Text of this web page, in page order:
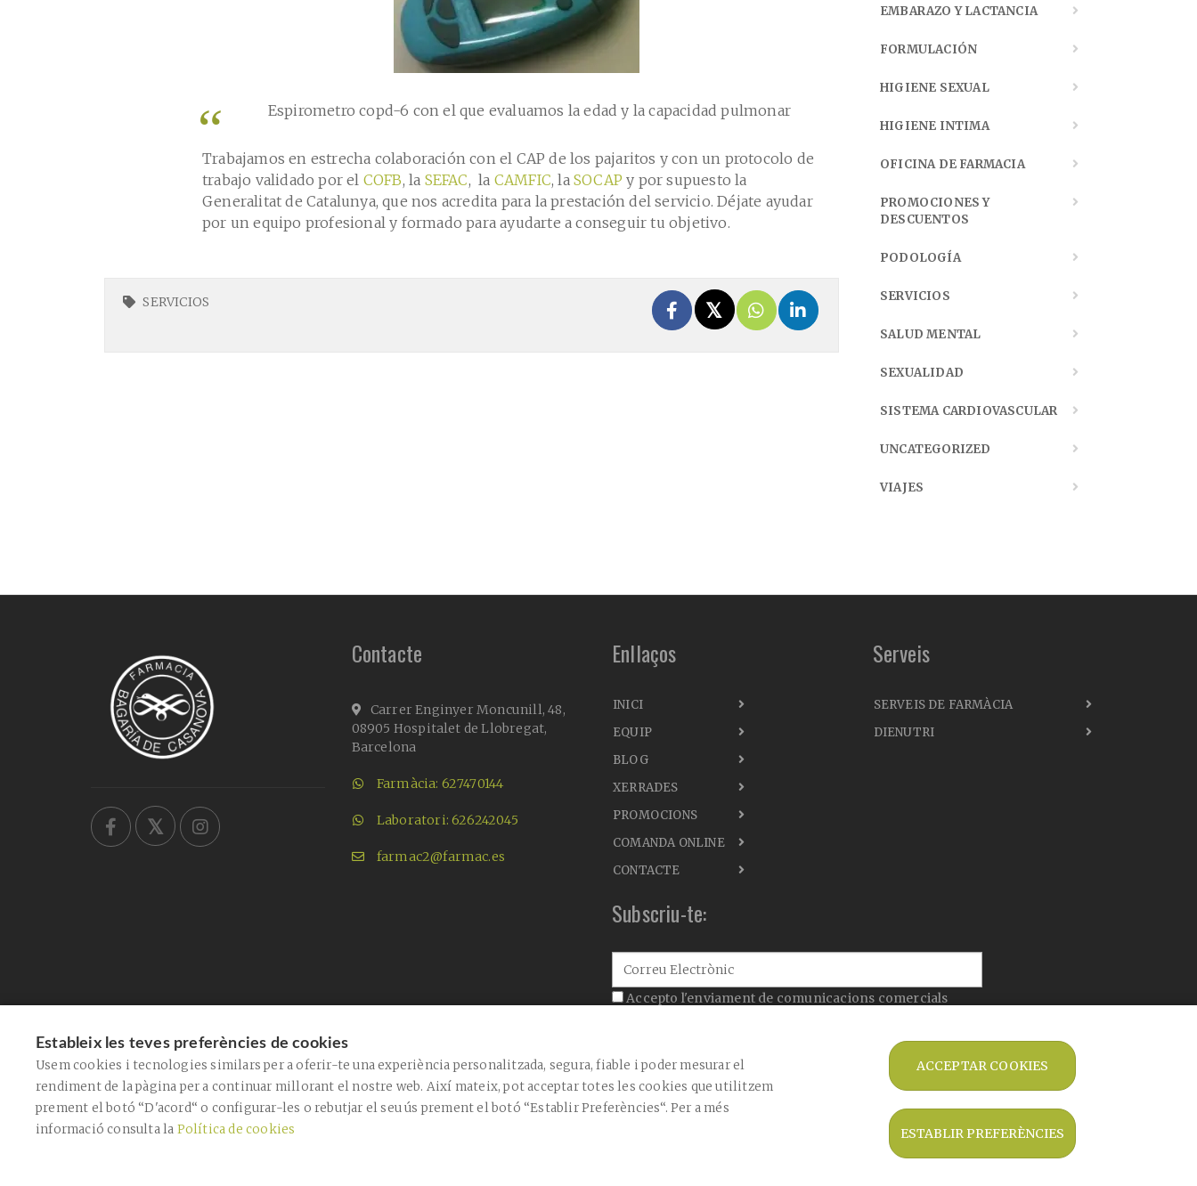
Espirometro copd-6 con el que evaluamos la edad y la capacidad pulmonar
Trabajamos en estrecha colaboración con el CAP de los pajaritos y con un protocolo de
trabajo validado por el COFB, la SEFAC, la CAMFIC, laSOCAP y por supuesto la
Generalitat de Catalunya, que nos acredita para la prestación del servicio. Déjate ayudar
por un equipo profesional y formado para ayudarte a conseguir tu objetivo.
SERVICIOS
EMBARAZO Y LACTANCIA
FORMULACIÓN
HIGIENE SEXUAL
HIGIENE INTIMA
OFICINA DE FARMACIA
PROMOCIONES Y
DESCUENTOS
PODOLOGÍA
SERVICIOS
SALUD MENTAL
SEXUALIDAD
SISTEMA CARDIOVASCULAR
UNCATEGORIZED
VIAJES
Contacte
Carrer Enginyer Moncunill, 48,
08905 Hospitalet de Llobregat,
Barcelona
Farmàcia: 627470144
Laboratori: 626242045
farmac2@farmac.es
Enllaços
INICI
EQUIP
BLOG
XERRADES
PROMOCIONS
COMANDA ONLINE
CONTACTE
Serveis
SERVEIS DE FARMÀCIA
DIENUTRI
Subscriu-te:
Accepto l'enviament de comunicacions comercials
Política de Privadesa
elsTermes de servei.
CONFIRMAR
ENVIAR
Estableix les teves preferències de cookies
Usem cookies i tecnologies similars per a oferir-te una experiència personalitzada, segura, fiable i poder mesurar el
rendiment de la pàgina per a continuar millorant el nostre web. Així mateix, pot acceptar totes les cookies que utilitzem
prement el botó “D'acord“ o configurar-les o rebutjar el seu ús prement el botó “Establir Preferències“. Per a més
informació consulta la Política de cookies
ACCEPTAR COOKIES
ESTABLIR PREFERÈNCIES